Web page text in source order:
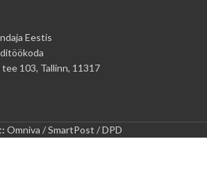
Eestis
103, Tallinn, 11317
Omniva / SmartPost / DPD